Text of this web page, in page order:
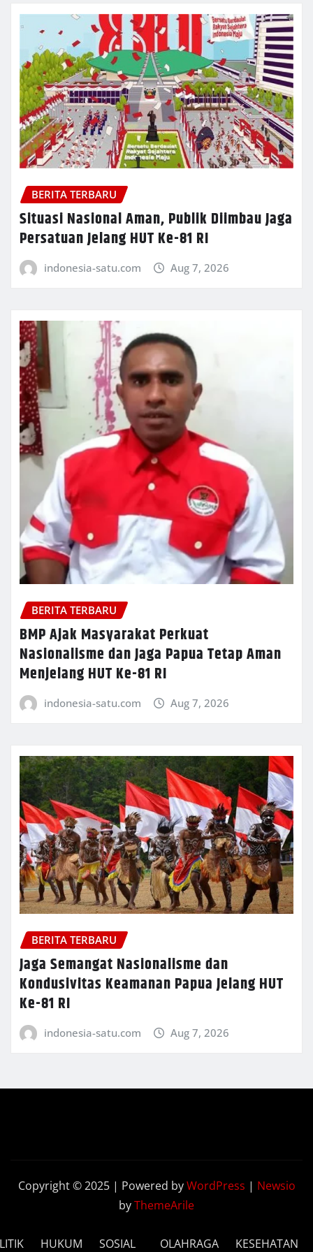
BERITA TERBARU
Situasi Nasional Aman, Publik Diimbau Jaga
Persatuan Jelang HUT Ke-81 RI
indonesia-satu.com Aug 7, 2026
BERITA TERBARU
BMP Ajak Masyarakat Perkuat
Nasionalisme dan Jaga Papua Tetap Aman
Menjelang HUT Ke-81 RI
indonesia-satu.com Aug 7, 2026
BERITA TERBARU
Jaga Semangat Nasionalisme dan
Kondusivitas Keamanan Papua Jelang HUT
Ke-81 RI
indonesia-satu.com Aug 7, 2026
Copyright © 2025 | Powered byWordPress | Newsio
byThemeArile
HUKUM
SOSIAL
OLAHRAGA KESEHATAN